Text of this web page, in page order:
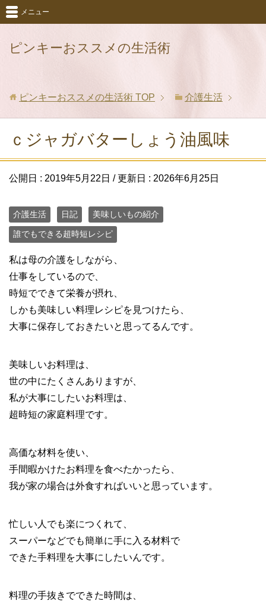
ピンキーおススメの生活術
メニュー
ピンキーおススメの生活術 TOP 介護生活
ｃジャガバターしょう油風味
公開日 : 2019年5月22日 / 更新日 : 2026年6月25日
介護生活 日記 美味しいもの紹介
誰でもできる超時短レシピ
私は母の介護をしながら、
仕事をしているので、
時短でできて栄養が摂れ、
しかも美味しい料理レシピを見つけたら、
大事に保存しておきたいと思ってるんです。
美味しいお料理は、
世の中にたくさんありますが、
私が大事にしたいお料理は、
超時短の家庭料理です。
高価な材料を使い、
手間暇かけたお料理を食べたかったら、
我が家の場合は外食すればいいと思っています。
忙しい人でも楽につくれて、
スーパーなどでも簡単に手に入る材料で
できた手料理を大事にしたいんです。
料理の手抜きでできた時間は、